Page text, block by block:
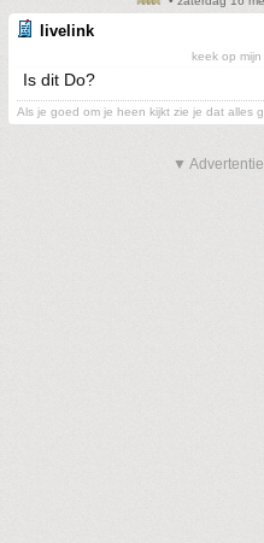
livelink
keek op
Is dit Do?
Als je goed om je heen kijkt zie je dat alles
▼